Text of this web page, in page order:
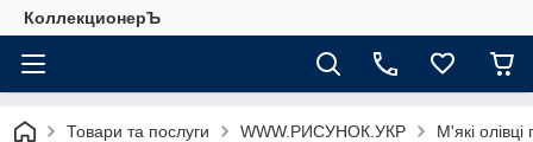
КоллекционерЪ
Товари та послуги WWW.РИСУНОК.УКР М'які